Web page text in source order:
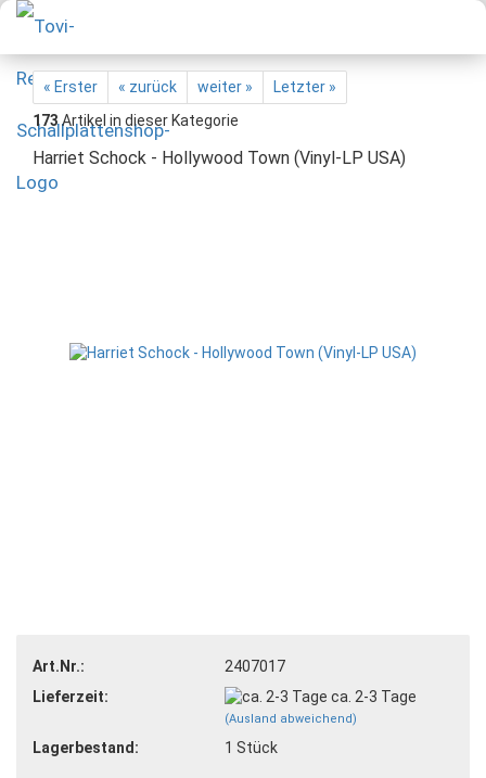
« Erster « zurück weiter »
Letzter »
173Artikel in dieser Kategorie
Harriet Schock - Hollywood Town (Vinyl-LP USA)
Art.Nr.:
2407017
Lieferzeit:
ca. 2-3 Tage
(Ausland abweichend)
Lagerbestand: 1 Stück